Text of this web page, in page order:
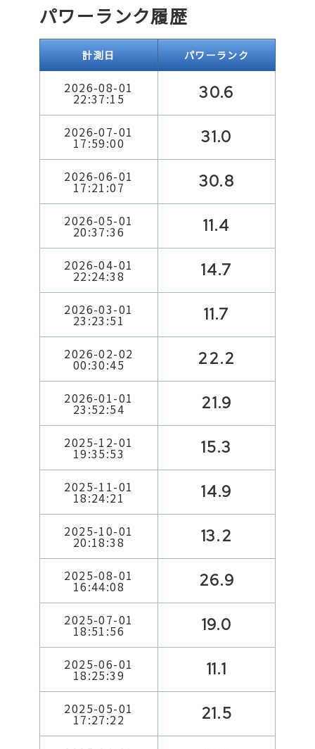
パワーランク履歴
計測日 パワーランク
2026-08-01
22:37:15 30.6
2026-07-01
17:59:00 31.0
2026-06-01
17:21:07 30.8
2026-05-01
20:37:36 11.4
2026-04-01
22:24:38 14.7
2026-03-01
23:23:51 11.7
2026-02-02
00:30:45 22.2
2026-01-01
23:52:54 21.9
2025-12-01
19:35:53 15.3
2025-11-01
18:24:21 14.9
2025-10-01
20:18:38 13.2
2025-08-01
16:44:08 26.9
2025-07-01
18:51:56 19.0
2025-06-01
18:25:39 11.1
2025-05-01
17:27:22 21.5